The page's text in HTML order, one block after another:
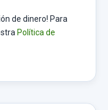
de dinero! Para
Política de